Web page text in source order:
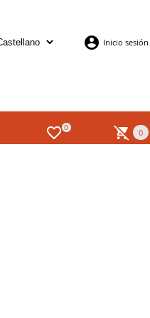
Inicio sesión
0 0